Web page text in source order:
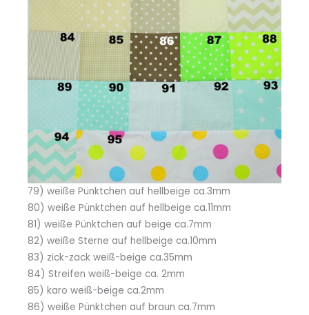
79) weiße Pünktchen auf hellbeige ca.3mm
80) weiße Pünktchen auf hellbeige ca.11mm
81) weiße Pünktchen auf beige ca.7mm
82) weiße Sterne auf hellbeige ca.10mm
83) zick-zack weiß-beige ca.35mm
84) Streifen weiß-beige ca. 2mm
85) karo weiß-beige ca.2mm
86) weiße Pünktchen auf braun ca.7mm